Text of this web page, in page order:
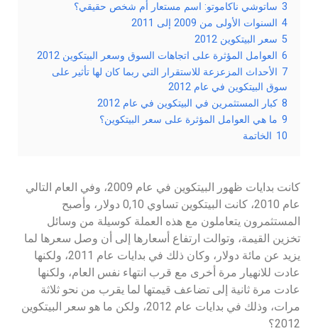
3 ساتوشي ناكاموتو: اسم مستعار أم شخص حقيقي؟
4 السنوات الأولى من 2009 إلى 2011
5 سعر البيتكوين 2012
6 العوامل المؤثرة على اتجاهات السوق وسعر البيتكوين 2012
7 الأحداث المزعزعة للاستقرار التي ربما كان لها تأثير على
سوق البيتكوين في عام 2012
8 كبار المستثمرين في البيتكوين في عام 2012
9 ما هي العوامل المؤثرة على سعر البيتكوين؟
10 الخاتمة
كانت بدايات ظهور البيتكوين في عام 2009، وفي العام التالي
عام 2010، كانت البيتكوين تساوي 0,10 دولار، وأصبح
المستثمرون يتعاملون مع هذه العملة كوسيلة من وسائل
تخزين القيمة، وتوالت ارتفاع أسعارها إلى أن وصل سعرها لما
يزيد عن مائة دولار، وكان ذلك في بدايات عام 2011، ولكنها
عادت للانهيار مرة أخرى مع قرب انتهاء نفس العام، ولكنها
عادت مرة ثانية إلى تضاعف قيمتها لما يقرب من نحو ثلاثة
مرات، وذلك في بدايات عام 2012، ولكن ما هو سعر البيتكوين
2012؟